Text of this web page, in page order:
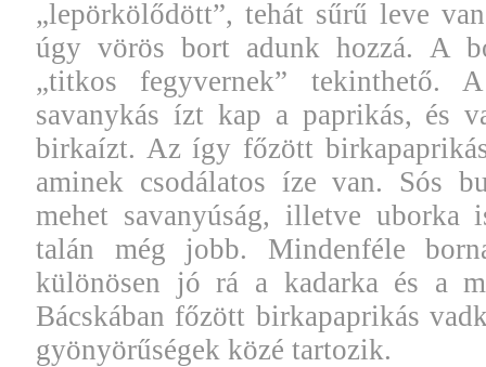
„lepörkölődött”, tehát sűrű leve
úgy vörös bort adunk hozzá. A
„titkos fegyvernek” tekinthető.
savanykás ízt kap a paprikás, és
birkaízt. Az így főzött
aminek csodálatos íze van. Sós
mehet savanyúság, illetve uborka
talán még jobb. Mindenféle
különösen jó rá a kadarka és a
Bácskában főzött birkapaprikás
gyönyörűségek közé tartozik.